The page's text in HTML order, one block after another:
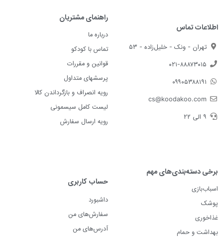
اطلاعات تماس
تهران - ونک - خلیل‌زاده - ۵۳
۰۲۱-۸۸۸۷۳۰۱۵
۰۹۹۰۵۳۸۸۱۹۱
cs@koodakoo.com
۹ الی ۲۲
راهنمای مشتریان
درباره ما
تماس با کودکو
قوانین و مقررات
پرسشهای متداول
رویه انصراف و بازگرداندن کالا
لیست کامل سیسمونی
رویه ارسال سفارش
برخی دسته‌بندی‌های مهم
اسباب‌بازی
پوشک
غذاخوری
بهداشت و حمام
حساب کاربری
داشبورد
سفارش‌های من
آدرس‌های من